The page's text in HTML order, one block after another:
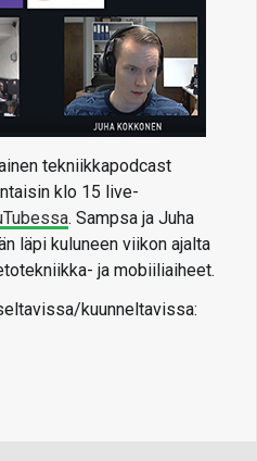
tekniikkapodcast
klo 15 live-
. Sampsa ja Juha
läpi kuluneen viikon ajalta
ja mobiiliaiheet.
kuunneltavissa: